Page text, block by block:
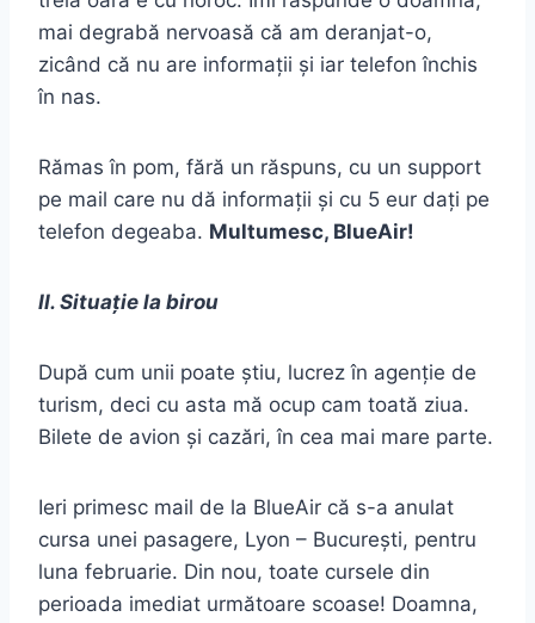
mai degrabă nervoasă că am deranjat-o,
zicând că nu are informații și iar telefon închis
în nas.
Rămas în pom, fără un răspuns, cu un support
pe mail care nu dă informații și cu 5 eur dați pe
telefon degeaba. Multumesc, BlueAir!
II. Situație la birou
După cum unii poate știu, lucrez în agenție de
turism, deci cu asta mă ocup cam toată ziua.
Bilete de avion și cazări, în cea mai mare parte.
Ieri primesc mail de la BlueAir că s-a anulat
cursa unei pasagere, Lyon – București, pentru
luna februarie. Din nou, toate cursele din
perioada imediat următoare scoase! Doamna,